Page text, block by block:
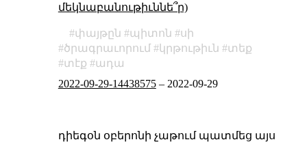
մեկնաբանութիւննե՞ր)
փայթըն պիտոն
սի
ծրագրաւորում
կրթութիւն
տեք
տէք
ադա
2022-09-29-14438575– 2022-09-29
դիեգօն օբերոնի չաթում պատմեց այս